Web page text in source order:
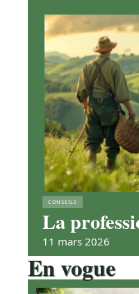
CONSEILS
La
11 mars 2026
En vogue